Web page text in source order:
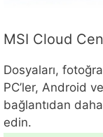
MSI Cloud
Dosyaları,
PC’ler, Android
bağlantıdan
edin.